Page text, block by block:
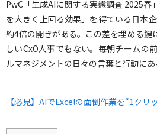
PwC「生成AIに関する実態調査 2025春
を大きく上回る効果」を得ている日本
約4倍の開きがある。この差を埋める鍵
しいCxO人事でもない。毎朝チーム
ルマネジメントの日々の言葉と行動にあ
【必見】AIでExcelの面倒作業を“1クリ